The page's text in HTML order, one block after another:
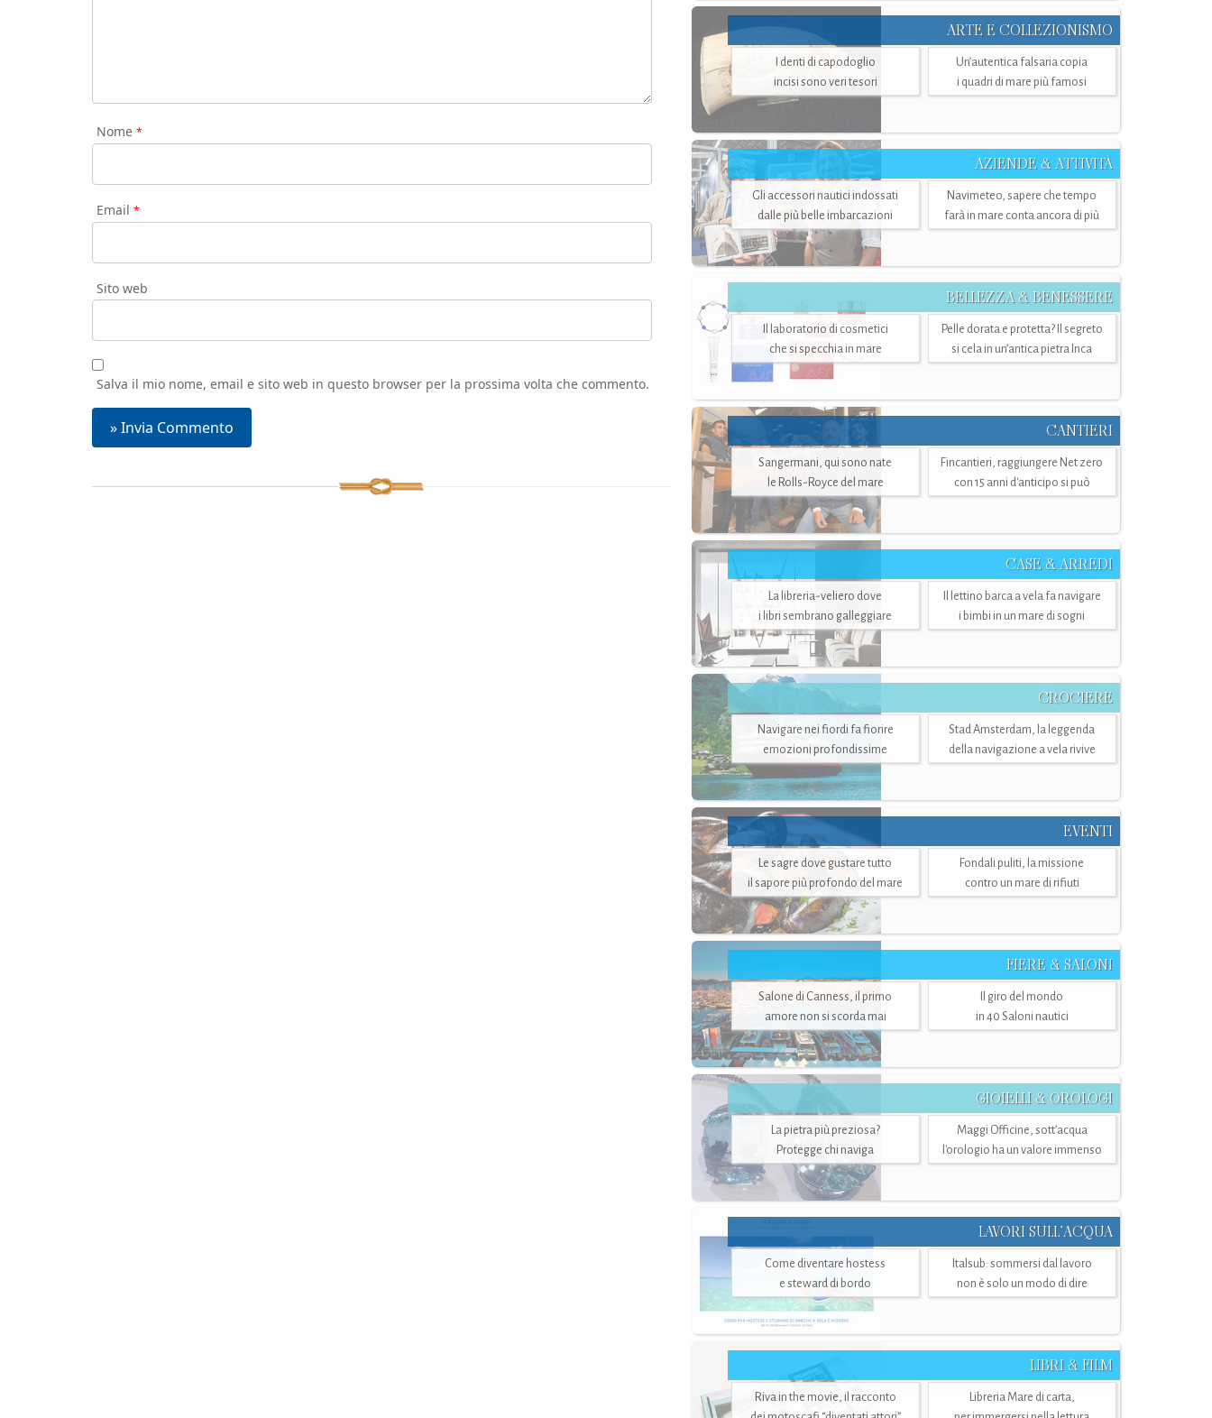
Nome *
Email *
Sito web
Salva il mio nome, email e sito web in questo browser per la prossima volta che commento.
ARTE E COLLEZIONISMO
I denti di capodoglio
incisi sono veri tesori
Un’autentica falsaria copia
i quadri di mare più famosi
AZIENDE & ATTIVITÀ
Gli accessori nautici indossati
dalle più belle imbarcazioni
Navimeteo, sapere che tempo
farà in mare conta ancora di più
BELLEZZA & BENESSERE
Il laboratorio di cosmetici
che si specchia in mare
Pelle dorata e protetta? Il segreto
si cela in un’antica pietra Inca
CANTIERI
Sangermani, qui sono nate
le Rolls-Royce del mare
Fincantieri, raggiungere Net zero
con 15 anni d'anticipo si può
CASE & ARREDI
La libreria-veliero dove
i libri sembrano galleggiare
Il lettino barca a vela fa navigare
i bimbi in un mare di sogni
CROCIERE
Navigare nei fiordi fa fiorire
emozioni profondissime
Stad Amsterdam, la leggenda
della navigazione a vela rivive
EVENTI
Le sagre dove gustare tutto
il sapore più profondo del mare
Fondali puliti, la missione
contro un mare di rifiuti
FIERE & SALONI
Salone di Canness, il primo
amore non si scorda mai
Il giro del mondo
in 40 Saloni nautici
GIOIELLI & OROLOGI
La pietra più preziosa?
Protegge chi naviga
Maggi Officine, sott’acqua
l'orologio ha un valore immenso
LAVORI SULL’ACQUA
Come diventare hostess
e steward di bordo
Italsub: sommersi dal lavoro
non è solo un modo di dire
LIBRI & FILM
Riva in the movie, il racconto
Libreria Mare di carta,